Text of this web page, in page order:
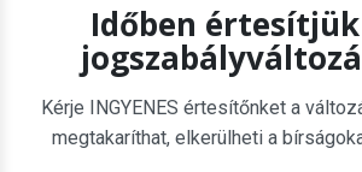
Időben
Kérje INGYENES értesítőnket a
megtakaríthat, elkerülheti a